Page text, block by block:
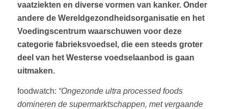
vaatziekten en diverse vormen van kanker. Onder
andere de Wereldgezondheidsorganisatie en het
Voedingscentrum waarschuwen voor deze
categorie fabrieksvoedsel, die een steeds groter
deel van het Westerse voedselaanbod is gaan
uitmaken.
foodwatch: “Ongezonde ultra processed foods
domineren de supermarktschappen, met vergaande